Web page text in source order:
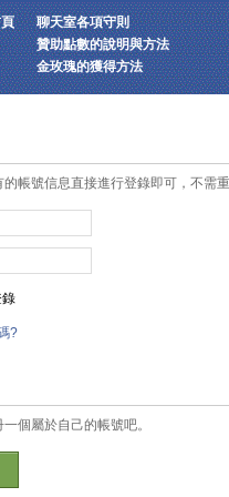
聊天室各項守則
贊助點數的說明與方法
金玫瑰的獲得方法
帳號信息直接進行登錄即可，不需
?
個屬於自己的帳號吧。